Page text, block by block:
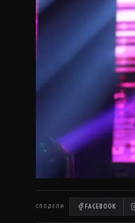
СПОДЕЛИ: FACEBOOK